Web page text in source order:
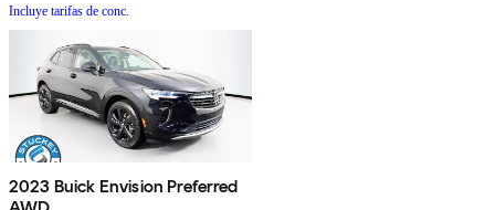
Incluye tarifas de conc.
2023 Buick Envision Preferred